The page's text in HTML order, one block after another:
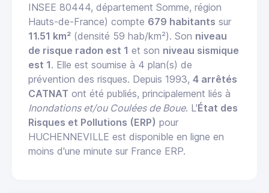
INSEE 80444, département Somme, région
Hauts-de-France) compte 679 habitants sur
11.51 km² (densité 59 hab/km²). Son niveau
de risque radon est 1 et son niveau sismique
est 1. Elle est soumise à 4 plan(s) de
prévention des risques. Depuis 1993, 4 arrêtés
CATNAT ont été publiés, principalement liés à
Inondations et/ou Coulées de Boue. L'État des
Risques et Pollutions (ERP) pour
HUCHENNEVILLE est disponible en ligne en
moins d'une minute sur France ERP.